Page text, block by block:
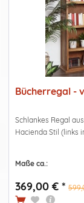
Bücherregal -
Schlankes Regal
Hacienda Stil (links
Maße ca.:
369,00 € *